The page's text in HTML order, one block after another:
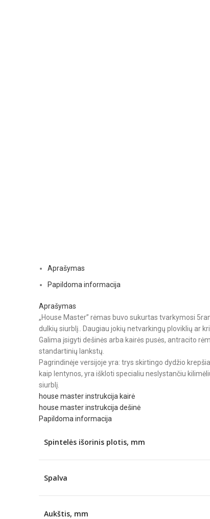
Aprašymas
Papildoma informacija
Aprašymas
„House Master” rėmas buvo sukurtas tvarkymosi
dulkių siurblį.. Daugiau jokių netvarkingų ploviklių ar
Galima įsigyti dešinės arba kairės pusės, antracito
standartinių lankstų.
Pagrindinėje versijoje yra: trys skirtingo dydžio
kaip lentynos, yra iškloti specialiu neslystančiu
siurblį.
house master instrukcija kairė
house master instrukcija dešinė
Papildoma informacija
Spintelės išorinis plotis, mm
Spalva
Aukštis, mm